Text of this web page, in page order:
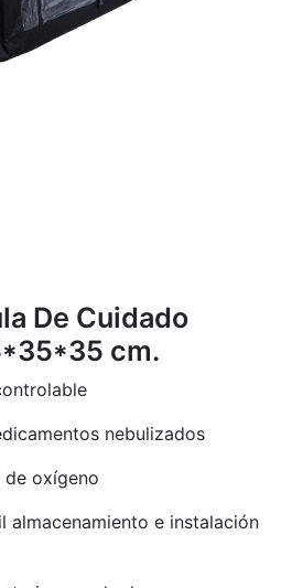
De Cuidado
cm.
nebulizados
oxígeno
almacenamiento e instalación